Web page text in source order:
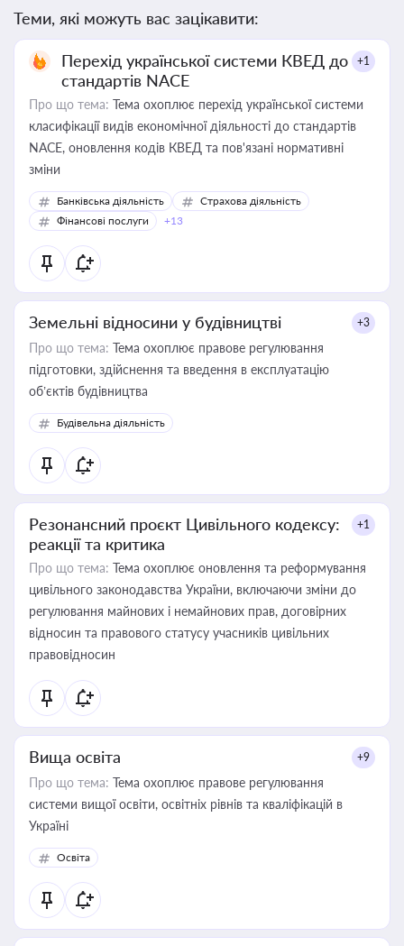
Теми, які можуть вас зацікавити:
Перехід української системи КВЕД до
стандартів NACE
+1
Про що тема: Тема охоплює перехід української системи
класифікації видів економічної діяльності до стандартів
NACE, оновлення кодів КВЕД та пов'язані нормативні
зміни
Банківська діяльність
Страхова діяльність
Фінансові послуги
+13
Земельні відносини у будівництві +3
Про що тема: Тема охоплює правове регулювання
підготовки, здійснення та введення в експлуатацію
об’єктів будівництва
Будівельна діяльність
Резонансний проєкт Цивільного кодексу:
реакції та критика
+1
Про що тема: Тема охоплює оновлення та реформування
цивільного законодавства України, включаючи зміни до
регулювання майнових і немайнових прав, договірних
відносин та правового статусу учасників цивільних
правовідносин
Вища освіта +9
Про що тема: Тема охоплює правове регулювання
системи вищої освіти, освітніх рівнів та кваліфікацій в
Україні
Освіта